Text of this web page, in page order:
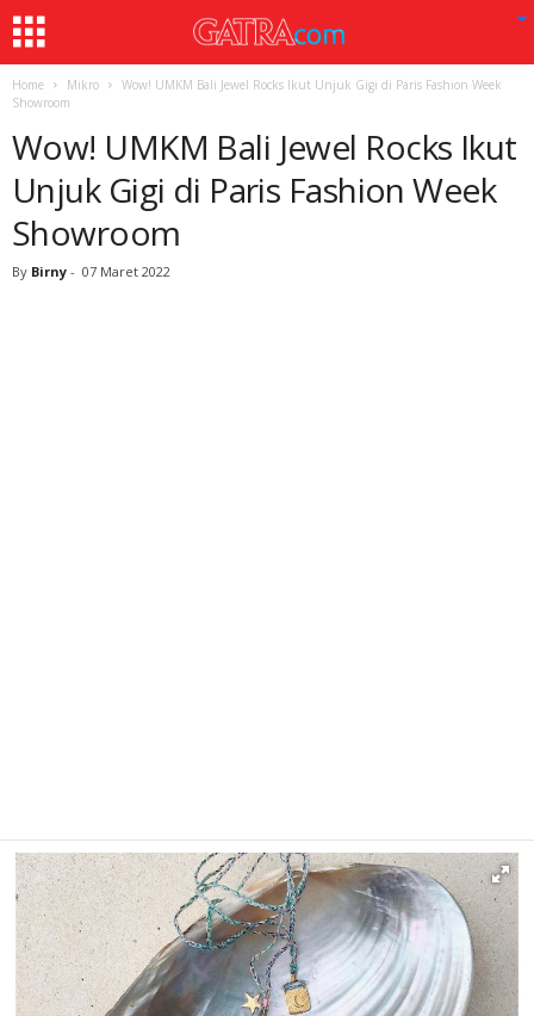
Home Mikro
Wow! UMKM Bali Jewel Rocks Ikut Unjuk Gigi di Paris Fashion Week
Showroom
Wow! UMKM Bali Jewel Rocks Ikut
Unjuk Gigi di Paris Fashion Week
Showroom
By Birny - 07 Maret 2022